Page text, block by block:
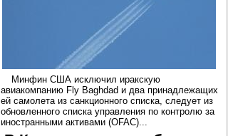
Минфин США исключил иракскую
авиакомпанию Fly Baghdad и два принадлежащих
ей самолета из санкционного списка, следует из
обновленного списка управления по контролю за
иностранными активами (OFAC)...